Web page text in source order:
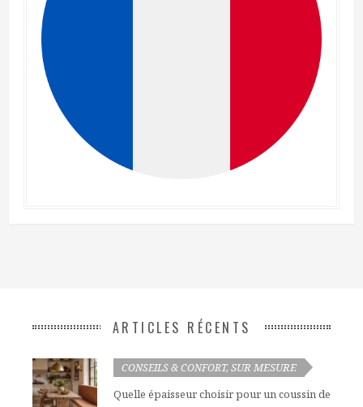
ARTICLES RÉCENTS
CONSEILS & CONFORT, SUR MESURE
Quelle épaisseur choisir pour un coussin de